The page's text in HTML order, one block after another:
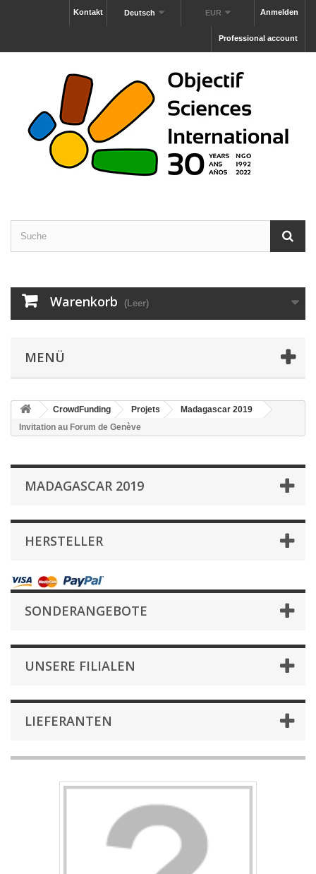
Anmelden
EUR
Deutsch
Kontakt
Professional account
Warenkorb (Leer)
MENÜ
CrowdFunding Projets
Madagascar 2019
Invitation au Forum de Genève
MADAGASCAR 2019
HERSTELLER
SONDERANGEBOTE
UNSERE FILIALEN
LIEFERANTEN